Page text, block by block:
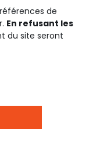
de
En refusant les
du site seront